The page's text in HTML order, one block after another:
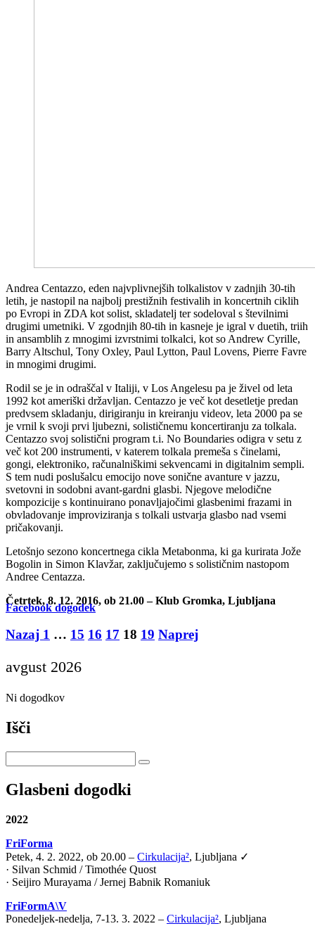
Andrea Centazzo, eden najvplivnejših tolkalistov v zadnjih 30-tih
letih, je nastopil na najbolj prestižnih festivalih in koncertnih ciklih
po Evropi in ZDA kot solist, skladatelj ter sodeloval s številnimi
drugimi umetniki. V zgodnjih 80-tih in kasneje je igral v duetih, triih
in ansamblih z mnogimi izvrstnimi tolkalci, kot so Andrew Cyrille,
Barry Altschul, Tony Oxley, Paul Lytton, Paul Lovens, Pierre Favre
in mnogimi drugimi.
Rodil se je in odraščal v Italiji, v Los Angelesu pa je živel od leta
1992 kot ameriški državljan. Centazzo je več kot desetletje predan
predvsem skladanju, dirigiranju in kreiranju videov, leta 2000 pa se
je vrnil k svoji prvi ljubezni, solističnemu koncertiranju za tolkala.
Centazzo svoj solistični program t.i. No Boundaries odigra v setu z
več kot 200 instrumenti, v katerem tolkala premeša s činelami,
gongi, elektroniko, računalniškimi sekvencami in digitalnim sempli.
S tem nudi poslušalcu emocijo nove sonične avanture v jazzu,
svetovni in sodobni avant-gardni glasbi. Njegove melodične
kompozicije s kontinuirano ponavljajočimi glasbenimi frazami in
obvladovanje improviziranja s tolkali ustvarja glasbo nad vsemi
pričakovanji.
Letošnjo sezono koncertnega cikla Metabonma, ki ga kurirata Jože
Bogolin in Simon Klavžar, zaključujemo s solističnim nastopom
Andree Centazza.
Četrtek, 8. 12. 2016, ob 21.00 – Klub Gromka, Ljubljana
Facebook dogodek
Posts
pagination
Nazaj 1 … 15 16 17 18 19 Naprej
avgust 2026
Ni dogodkov
Išči
Glasbeni dogodki
2022
FriForma
Petek, 4. 2. 2022, ob 20.00 – Cirkulacija², Ljubljana ✓
· Silvan Schmid / Timothée Quost
· Seijiro Murayama / Jernej Babnik Romaniuk
FriFormA\V
Ponedeljek-nedelja, 7-13. 3. 2022 – Cirkulacija², Ljubljana